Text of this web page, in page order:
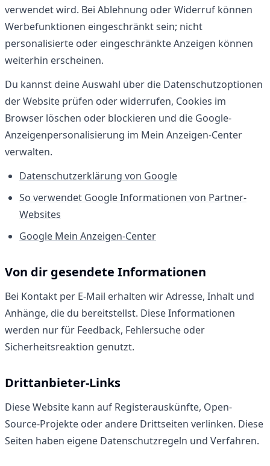
verwendet wird. Bei Ablehnung oder Widerruf können
Werbefunktionen eingeschränkt sein; nicht
personalisierte oder eingeschränkte Anzeigen können
weiterhin erscheinen.
Du kannst deine Auswahl über die Datenschutzoptionen
der Website prüfen oder widerrufen, Cookies im
Browser löschen oder blockieren und die Google-
Anzeigenpersonalisierung im Mein Anzeigen-Center
verwalten.
Datenschutzerklärung von Google
So verwendet Google Informationen von Partner-
Websites
Google Mein Anzeigen-Center
Von dir gesendete Informationen
Bei Kontakt per E-Mail erhalten wir Adresse, Inhalt und
Anhänge, die du bereitstellst. Diese Informationen
werden nur für Feedback, Fehlersuche oder
Sicherheitsreaktion genutzt.
Drittanbieter-Links
Diese Website kann auf Registerauskünfte, Open-
Source-Projekte oder andere Drittseiten verlinken. Diese
Seiten haben eigene Datenschutzregeln und Verfahren.